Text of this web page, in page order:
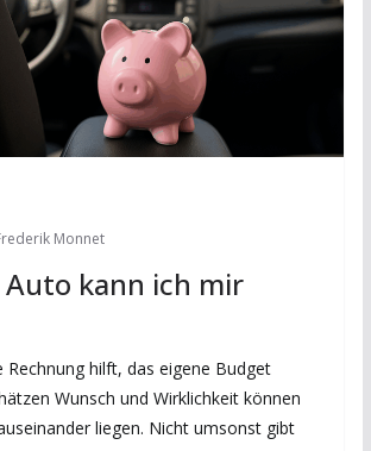
Monnet
Auto kann ich mir
Rechnung hilft, das eigene Budget
Wunsch und Wirklichkeit können
liegen. Nicht umsonst gibt